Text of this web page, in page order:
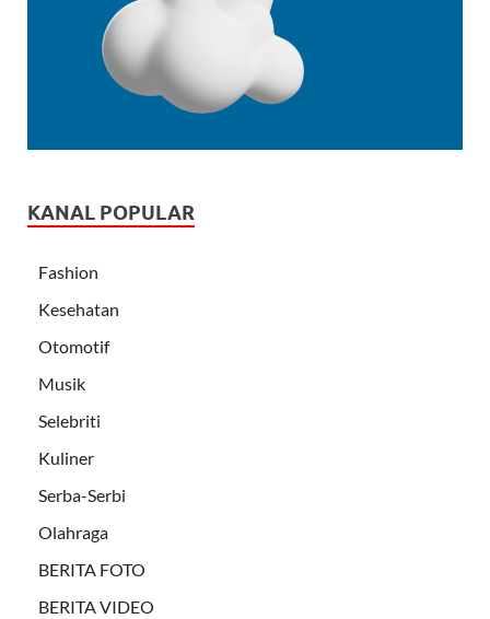
KANAL POPULAR
Fashion
Kesehatan
Otomotif
Musik
Selebriti
Kuliner
Serba-Serbi
Olahraga
BERITA FOTO
BERITA VIDEO